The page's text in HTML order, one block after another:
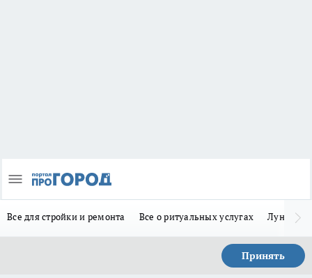
Все для стройки и ремонта Все о ритуальных услугах Лунно-
Принять